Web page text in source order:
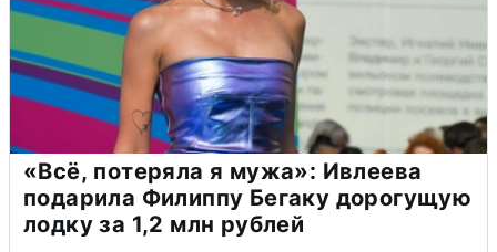
«Всё, потеряла я мужа»: Ивлеева
подарила Филиппу Бегаку дорогущую
лодку за 1,2 млн рублей